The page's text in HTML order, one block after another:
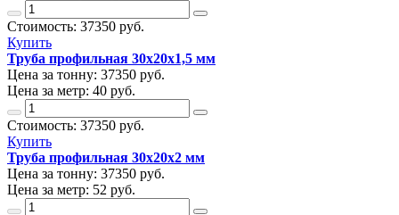
Стоимость: 37350 руб.
Купить
Труба профильная 30х20х1,5 мм
Цена за тонну: 37350 руб.
Цена за метр: 40 руб.
Стоимость: 37350 руб.
Купить
Труба профильная 30х20х2 мм
Цена за тонну: 37350 руб.
Цена за метр: 52 руб.